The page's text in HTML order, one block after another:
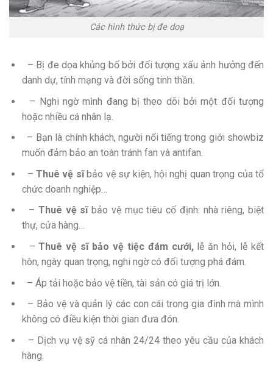
Các hình thức bị đe doạ
– Bị đe dọa khủng bố bởi đối tượng xấu ảnh hưởng đến
danh dự, tính mạng và đời sống tinh thần.
– Nghi ngờ mình đang bị theo dõi bởi một đối tượng
hoặc nhiều cá nhân lạ.
– Bạn là chính khách, người nổi tiếng trong giới showbiz
muốn đảm bảo an toàn tránh fan và antifan.
–Thuê vệ sĩbảo vệ sự kiện, hội nghị quan trọng của tổ
chức doanh nghiệp…
– Thuê vệ sĩbảo vệ mục tiêu cố định: nhà riêng, biệt
thự, cửa hàng…
–Thuê vệ sĩ bảo vệ tiệc đám cưới, lễ ăn hỏi, lễ kết
hôn, ngày quan trọng, nghi ngờ có đối tượng phá đám.
– Áp tải hoặc bảo vệ tiền, tài sản có giá trị lớn.
– Bảo vệ và quản l‎ý các con cái trong gia đình mà mình
không có điều kiện thời gian đưa đón.
– Dịch vụ vệ sỹ cá nhân 24/24 theo yêu cầu của khách
hàng.